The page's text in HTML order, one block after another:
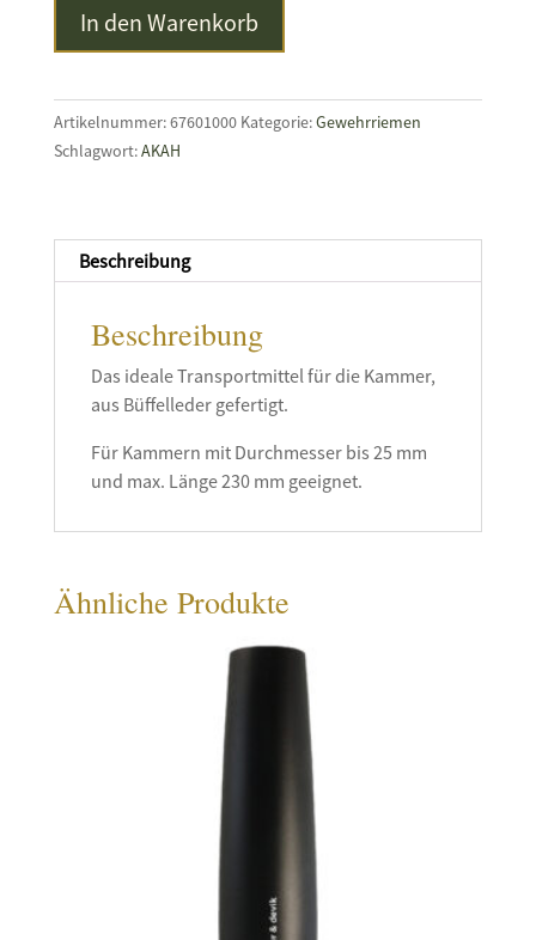
Kammerstengeletui
In den Warenkorb
Artikelnummer:67601000 Kategorie:Gewehrriemen
Schlagwort:AKAH
Beschreibung
Beschreibung
Das ideale Transportmittel für die Kammer,
aus Büffelleder gefertigt.
Für Kammern mit Durchmesser bis 25 mm
und max. Länge 230 mm geeignet.
Ähnliche Produkte